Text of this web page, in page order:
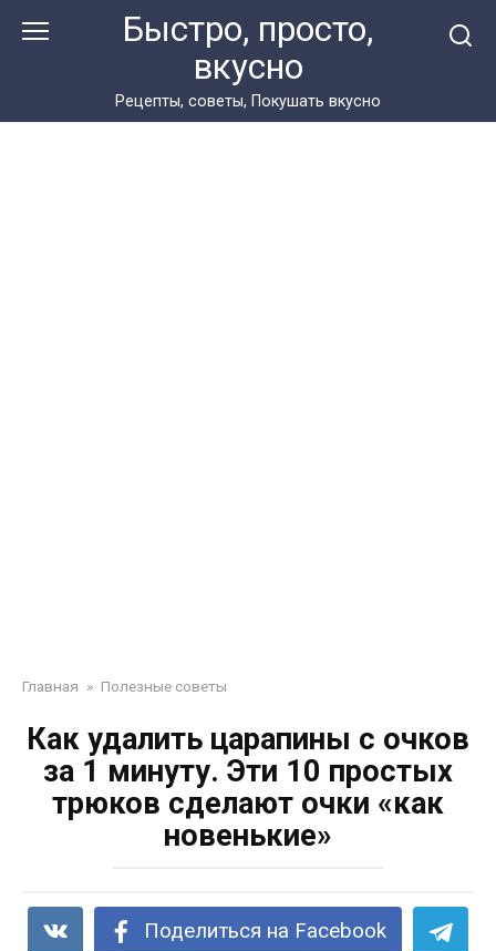
Быстро, просто,
вкусно
Рецепты, советы, Покушать вкусно
Главная » Полезные советы
Как удалить царапины с очков
за 1 минуту. Эти 10 простых
трюков сделают очки «как
новенькие»
Поделиться на Facebook